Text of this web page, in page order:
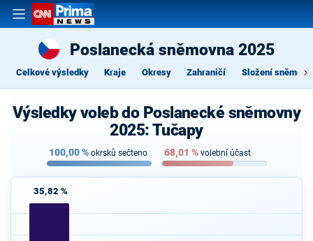
Poslanecká sněmovna 2025
Celkové výsledky Kraje Okresy Zahraničí Složení
Výsledky voleb do Poslanecké sněmovny
2025: Tučapy
100,00% okrsků sečteno 68,01 % volební účast
35,82 %